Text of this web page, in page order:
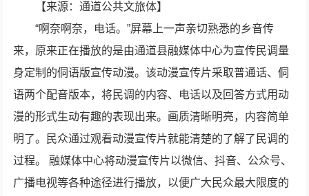
【来源：通道公共文旅体】
“啊奈啊奈，电话。”屏幕上一声亲切熟悉的乡音传
来，原来正在播放的是由通道县融媒体中心为宣传民调量
身定制的侗语版宣传动漫。该动漫宣传片采取普通话、侗
语两个配音版本，将民调的内容、电话以及回答方式用动
漫的形式生动有趣的表现出来。画质清晰明亮，内容简单
明了。民众通过观看动漫宣传片就能清楚的了解了民调的
过程。 融媒体中心将动漫宣传片以微信、抖音、公众号、
广播电视等各种途径进行播放，以便广大民众最大限度的